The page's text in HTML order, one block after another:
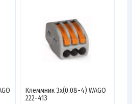
Клеммник 3х(0.08-4) WAGO
222-413